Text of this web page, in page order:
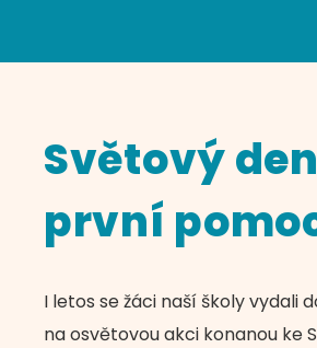
Světový den
první
I letos se žáci naší školy vydali
na osvětovou akci konanou ke